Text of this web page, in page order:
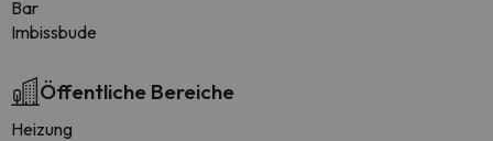
Bar
Imbissbude
Öffentliche Bereiche
Heizung